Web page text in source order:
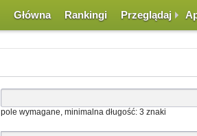
Główna Rankingi Przeglądaj
pole wymagane, minimalna długość: 3 znaki